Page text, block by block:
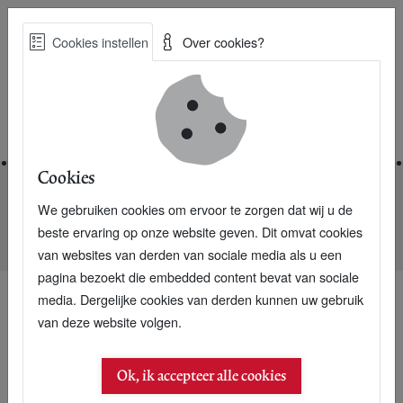
Skip
Best Practices voor een duurzame toekomst
Nieuwsarchief
Meter maakt zonnestroomproductie ingewikkeld
08 februari 2008
Meter maakt
Cookies instellen Over cookies?
Cookies
We gebruiken cookies om ervoor te zorgen dat wij u de
beste ervaring op onze website geven. Dit omvat cookies
van websites van derden van sociale media als u een
pagina bezoekt die embedded content bevat van sociale
media. Dergelijke cookies van derden kunnen uw gebruik
van deze website volgen.
Ok, ik accepteer alle cookies